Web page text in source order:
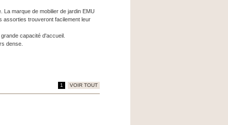
marque de mobilier de jardin EMU
assorties trouveront facilement leur
capacité d'accueil.
dense.
1 VOIR TOUT